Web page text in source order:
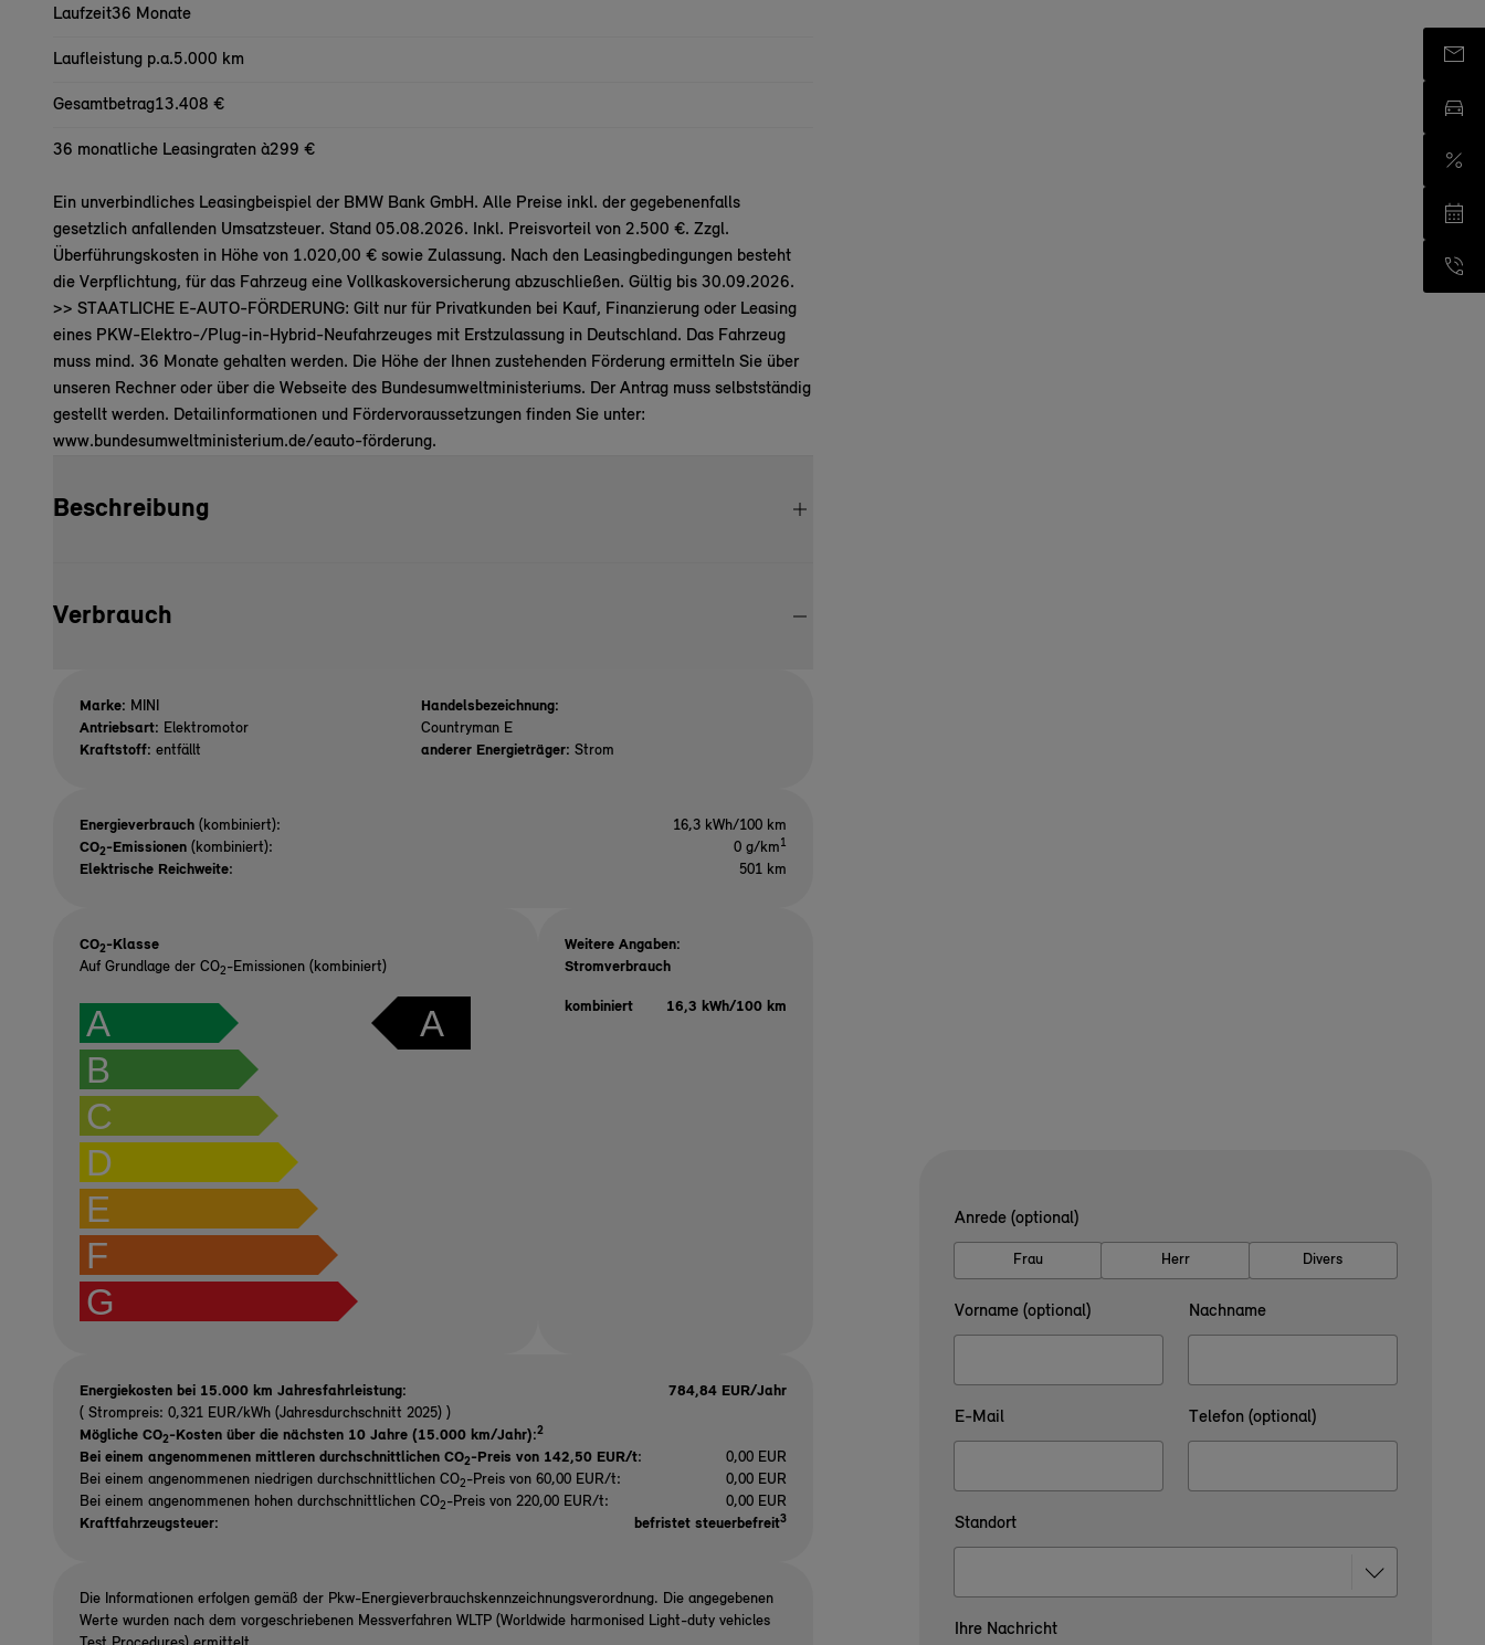
Laufzeit36 Monate
Laufleistung p.a.5.000 km
Gesamtbetrag13.408 €
36 monatliche Leasingraten à299 €
Ein unverbindliches Leasingbeispiel der BMW Bank GmbH. Alle Preise inkl. der gegebenenfalls
gesetzlich anfallenden Umsatzsteuer. Stand 05.08.2026. Inkl. Preisvorteil von 2.500 €. Zzgl.
Überführungskosten in Höhe von 1.020,00 € sowie Zulassung. Nach den Leasingbedingungen besteht
die Verpflichtung, für das Fahrzeug eine Vollkaskoversicherung abzuschließen. Gültig bis 30.09.2026.
>> STAATLICHE E-AUTO-FÖRDERUNG: Gilt nur für Privatkunden bei Kauf, Finanzierung oder Leasing
eines PKW-Elektro-/Plug-in-Hybrid-Neufahrzeuges mit Erstzulassung in Deutschland. Das Fahrzeug
muss mind. 36 Monate gehalten werden. Die Höhe der Ihnen zustehenden Förderung ermitteln Sie über
unseren Rechner oder über die Webseite des Bundesumweltministeriums. Der Antrag muss selbstständig
gestellt werden. Detailinformationen und Fördervoraussetzungen finden Sie unter:
www.bundesumweltministerium.de/eauto-förderung.
Beschreibung
Verbrauch
Marke: MINI
Antriebsart: Elektromotor
Kraftstoff: entfällt
Handelsbezeichnung:
Countryman E
anderer Energieträger: Strom
Energieverbrauch (kombiniert):
16,3 kWh/100 km
CO2-Emissionen (kombiniert): 0 g/km1
Elektrische Reichweite: 501 km
CO2-Klasse
Auf Grundlage der CO2-Emissionen (kombiniert)
A
B
C
D
E
F
G
A
Weitere Angaben:
Stromverbrauch
kombiniert 16,3 kWh/100 km
Energiekosten bei 15.000 km Jahresfahrleistung:
784,84 EUR/Jahr
( Strompreis: 0,321 EUR/kWh (Jahresdurchschnitt 2025) )
Mögliche CO2-Kosten über die nächsten 10 Jahre (15.000 km/Jahr):2
Bei einem angenommenen mittleren durchschnittlichen CO2-Preis von 142,50 EUR/t:
0,00 EUR
Bei einem angenommenen niedrigen durchschnittlichen CO2-Preis von 60,00 EUR/t:
0,00 EUR
Bei einem angenommenen hohen durchschnittlichen CO2-Preis von 220,00 EUR/t:
0,00 EUR
Kraftfahrzeugsteuer:
befristet steuerbefreit3
Die Informationen erfolgen gemäß der Pkw-Energieverbrauchskennzeichnungsverordnung. Die angegebenen
Werte wurden nach dem vorgeschriebenen Messverfahren WLTP (Worldwide harmonised Light-duty vehicles
Anrede (optional)
Frau Herr Divers
Vorname (optional) Nachname
E-Mail Telefon (optional)
Standort
Ihre Nachricht